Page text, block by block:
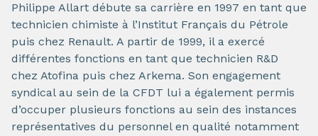
Philippe Allart débute sa carrière en 1997 en tant que
technicien chimiste à l’Institut Français du Pétrole
puis chez Renault. A partir de 1999, il a exercé
différentes fonctions en tant que technicien R&D
chez Atofina puis chez Arkema. Son engagement
syndical au sein de la CFDT lui a également permis
d’occuper plusieurs fonctions au sein des instances
représentatives du personnel en qualité notamment